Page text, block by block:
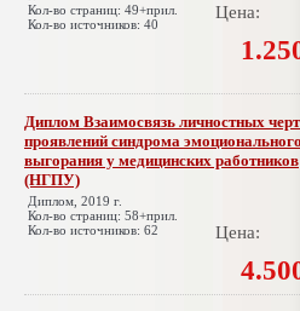
Кол-во страниц: 49+прил.
Кол-во источников: 40
Цена:
Диплом Взаимосвязь личностных
проявлений синдрома эмоционального
выгорания у медицинских работников
(НГПУ)
Диплом, 2019 г.
Кол-во страниц: 58+прил.
Кол-во источников: 62
Цена: